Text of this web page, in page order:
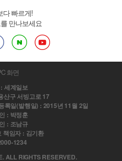
다 빠르게!
만나보세요
화면
세계일보
산구 서빙고로 17
록일(발행일) : 2015년 11월 2일
: 박정훈
: 조남규
책임자 : 김기환
1234
ALL RIGHTS RESERVED.